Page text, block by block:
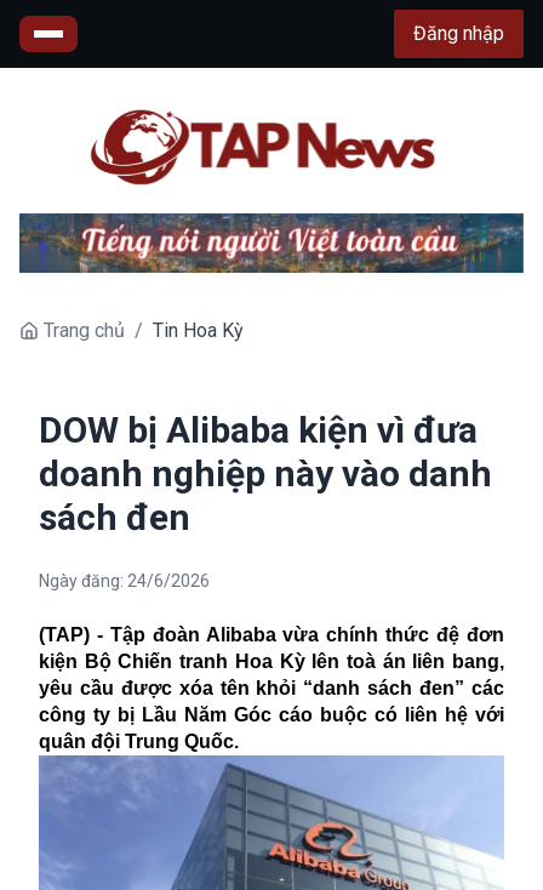
Đăng nhập
Trang chủ / Tin Hoa Kỳ
DOW bị Alibaba kiện vì đưa
doanh nghiệp này vào danh
sách đen
Ngày đăng: 24/6/2026
(TAP) - Tập đoàn Alibaba vừa chính thức đệ đơn
kiện Bộ Chiến tranh Hoa Kỳ lên toà án liên bang,
yêu cầu được xóa tên khỏi “danh sách đen” các
công ty bị Lầu Năm Góc cáo buộc có liên hệ với
quân đội Trung Quốc.